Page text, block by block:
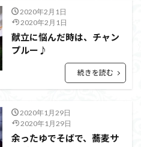
2020年2月1日
2020年2月1日
献立に悩んだ時は、チャン
プルー♪
続きを読む
2020年1月29日
2020年1月29日
余ったゆでそばで、蕎麦サ